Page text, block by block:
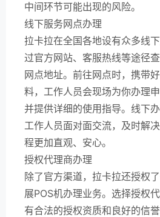
中间环节可能出现的风险。
线下服务网点办理
拉卡拉在全国各地设有众多线
过官方网站、客服热线等途径
网点地址。前往网点时，携带
料，工作人员会现场为你办理
并提供详细的使用指导。线下
工作人员面对面交流，及时解
程更加直观、安心。
授权代理商办理
除了官方渠道，拉卡拉还授权
展POS机办理业务。选择授权
有合法的授权资质和良好的信